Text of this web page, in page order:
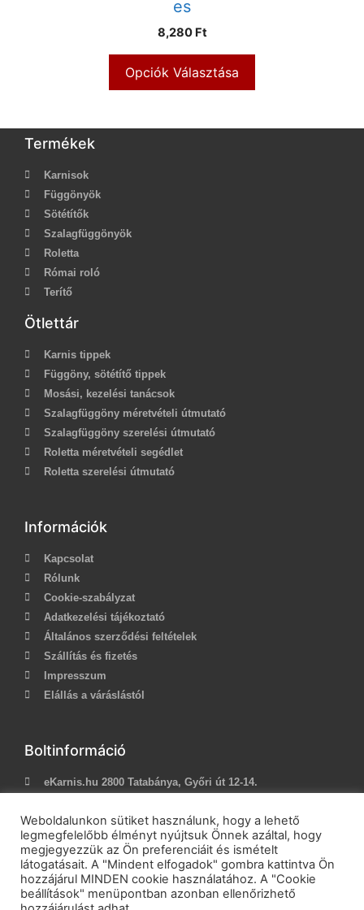
es
8,280 Ft
Opciók Választása
Termékek
Karnisok
Függönyök
Sötétítők
Szalagfüggönyök
Roletta
Római roló
Terítő
Ötlettár
Karnis tippek
Függöny, sötétítő tippek
Mosási, kezelési tanácsok
Szalagfüggöny méretvételi útmutató
Szalagfüggöny szerelési útmutató
Roletta méretvételi segédlet
Roletta szerelési útmutató
Információk
Kapcsolat
Rólunk
Cookie-szabályzat
Adatkezelési tájékoztató
Általános szerződési feltételek
Szállítás és fizetés
Impresszum
Elállás a váráslástól
Boltinformáció
eKarnis.hu 2800 Tatabánya, Győri út 12-14.
E-mail:info@ekarnis.hu
2021 © eKarnis.hu| Karnis és Függöny Webáruház | Minden
jog fenntartva!
Weboldalunkon sütiket használunk, hogy a lehető
legmegfelelőbb élményt nyújtsuk Önnek azáltal, hogy
megjegyezzük az Ön preferenciáit és ismételt
látogatásait. A "Mindent elfogadok" gombra kattintva Ön
hozzájárul MINDEN cookie használatához. A "Cookie
beállítások" menüpontban azonban ellenőrizhető